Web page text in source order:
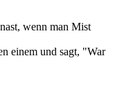
wenn man Mist
einem und sagt, "War